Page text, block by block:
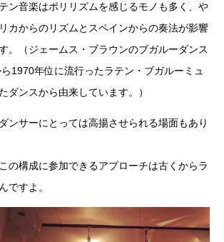
ン音楽はポリリズムを感じるモノも多く、や
カからのリズムとスペインからの奏法が影響
。（ジェームス・ブラウンのブガルーダンス
1970年位に流行ったラテン・ブガルーミュ
ダンスから由来しています。）
ンサーにとっては高揚させられる場面もあり
の構成に参加できるアプローチは古くからラ
ですよ。